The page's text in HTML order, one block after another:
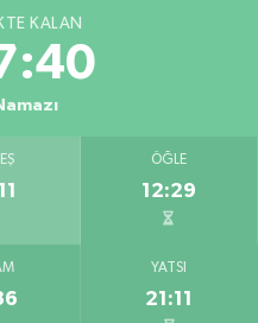
KALAN
ÖĞLE
12:29
YATSI
21:11